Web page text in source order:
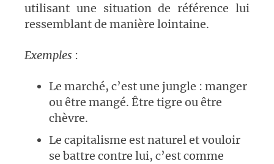
utilisant une situation de référence lui
ressemblant de manière lointaine.
Exemples :
Le marché, c’est une jungle : manger
ou être mangé. Être tigre ou être
chèvre.
Le capitalisme est naturel et vouloir
se battre contre lui, c’est comme